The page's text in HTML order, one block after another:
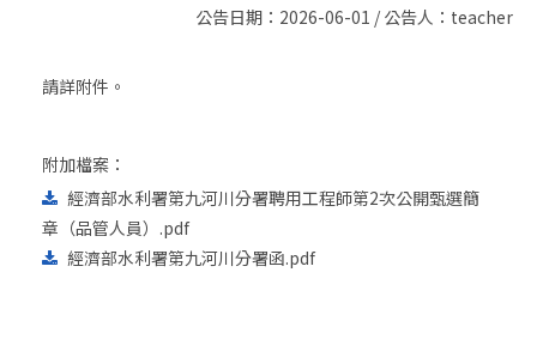
公告日期：2026-06-01 / 公告人：teacher
請詳附件。
附加檔案：
經濟部水利署第九河川分署聘用工程師第2次公開甄選簡
章（品管人員）.pdf
經濟部水利署第九河川分署函.pdf